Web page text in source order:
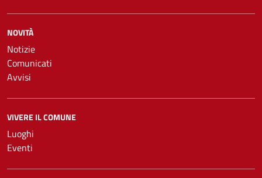
NOVITÀ
Notizie
Comunicati
Avvisi
VIVERE IL COMUNE
Luoghi
Eventi